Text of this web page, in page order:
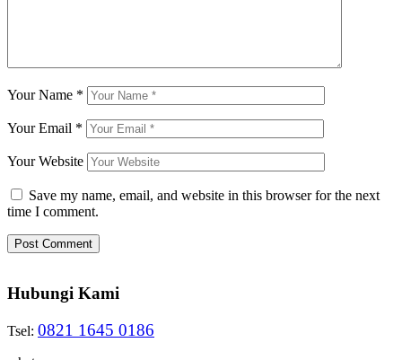
Your Name *
Your Email *
Your Website
Save my name, email, and website in this browser for the next
time I comment.
Hubungi Kami
Tsel: 0821 1645 0186